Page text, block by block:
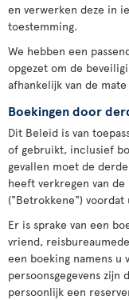
en verwerken deze in
toestemming.
We hebben een
opgezet om de
afhankelijk van de
Boekingen door
Dit Beleid is van
of gebruikt, inclusief
gevallen moet de
heeft verkregen van
("Betrokkene") voordat
Er is sprake van een
vriend,
een boeking namens
persoonsgegevens zijn
persoonlijk een